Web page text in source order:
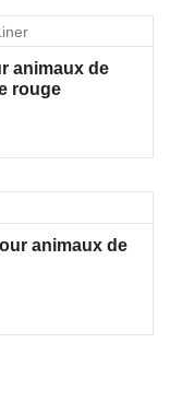
animaux de
rouge
animaux de